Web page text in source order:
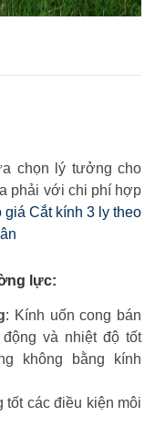
chọn lý tưởng cho
phải với chi phí hợp
giá Cắt kính 3 ly theo
lực:
: Kính uốn cong bán
và nhiệt độ tốt
không bằng kính
tốt các điều kiện môi